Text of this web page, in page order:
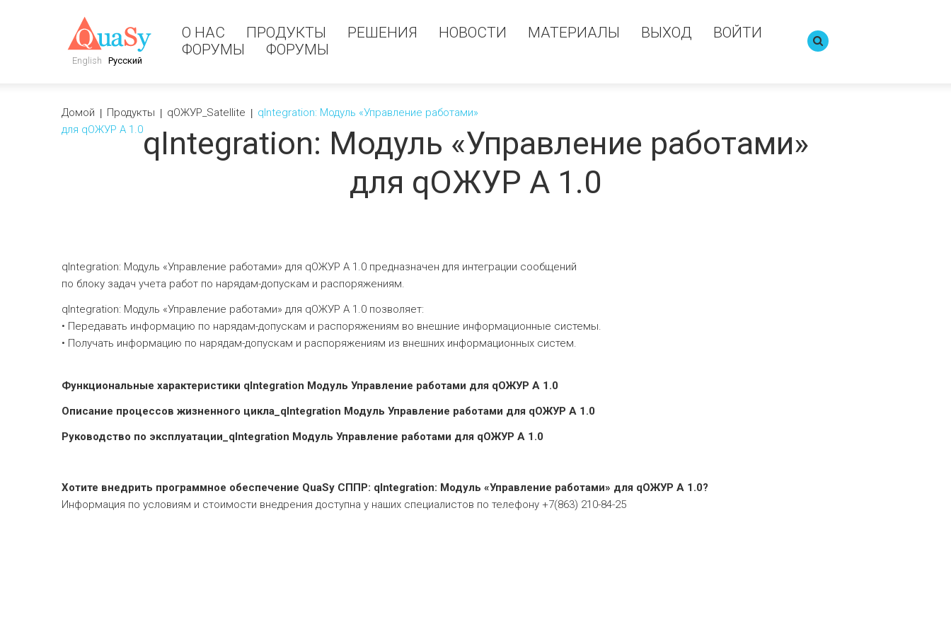
English Русский
О НАС ПРОДУКТЫ РЕШЕНИЯ НОВОСТИ МАТЕРИАЛЫ ВЫХОД
ВОЙТИ
ФОРУМЫ
ФОРУМЫ
qIntegration: Модуль «Управление работами»
для qОЖУР А 1.0
Домой Продукты qOЖУР_Satellite
qIntegration: Модуль «Управление работами»
для qОЖУР А 1.0
qIntegration: Модуль «Управление работами» для qОЖУР А 1.0 предназначен для интеграции сообщений
по блоку задач учета работ по нарядам-допускам и распоряжениям.
qIntegration: Модуль «Управление работами» для qОЖУР А 1.0 позволяет:
• Передавать информацию по нарядам-допускам и распоряжениям во внешние информационные системы.
• Получать информацию по нарядам-допускам и распоряжениям из внешних информационных систем.
Функциональные характеристики qIntegration Модуль Управление работами для qОЖУР А 1.0
Описание процессов жизненного цикла_qIntegration Модуль Управление работами для qОЖУР А 1.0
Руководство по эксплуатации_qIntegration Модуль Управление работами для qОЖУР А 1.0
Хотите внедрить программное обеспечение QuaSy СППР: qIntegration: Модуль «Управление работами» для qОЖУР А 1.0?
Информация по условиям и стоимости внедрения доступна у наших специалистов по телефону +7(863) 210-84-25